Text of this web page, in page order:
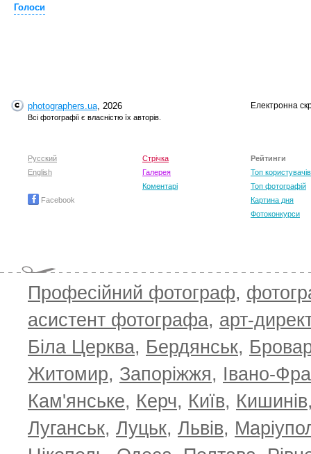
Голоси
photographers.ua, 2026
Всі фотографії є власністю їх авторів.
Електронна
Русский
English
Facebook
Стрічка
Галерея
Коментарі
Рейтинги
Топ користувачів
Топ фотографій
Картина дня
Фотоконкурси
Професійний фотограф,
асистент фотографа, арт-
Біла Церква, Бердянськ,
Житомир, Запоріжжя, Івано-
Кам'янське, Керч, Київ, Кишинів
Луганськ, Луцьк, Львів,